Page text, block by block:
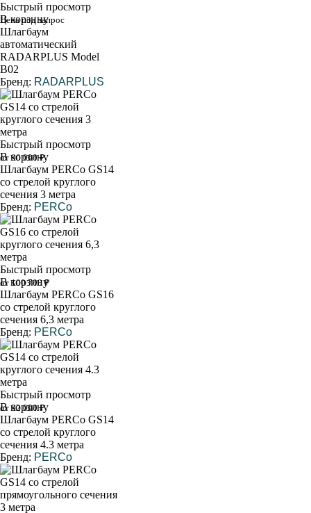
Быстрый просмотр
В корзину
Цена под запрос
Шлагбаум
автоматический
RADARPLUS Model
B02
Бренд: RADARPLUS
Быстрый просмотр
В корзину
от 90 000 ₽
Шлагбаум PERCo GS14
со стрелой круглого
сечения 3 метра
Бренд: PERCo
Быстрый просмотр
В корзину
от 100 700 ₽
Шлагбаум PERCo GS16
со стрелой круглого
сечения 6,3 метра
Бренд: PERCo
Быстрый просмотр
В корзину
от 92 000 ₽
Шлагбаум PERCo GS14
со стрелой круглого
сечения 4.3 метра
Бренд: PERCo